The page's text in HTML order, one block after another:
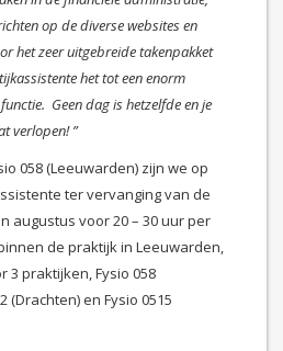
op de diverse websites en
het zeer uitgebreide takenpakket
het tot een enorm
Geen dag is hetzelfde en je
verlopen! ”
058 (Leeuwarden) zijn we op
ter vervanging van de
augustus voor 20 – 30 uur per
de praktijk in Leeuwarden,
3 praktijken, Fysio 058
(Drachten) en Fysio 0515